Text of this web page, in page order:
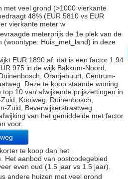
met veel grond (>1000 vierkante
48% (EUR 5810 vs EUR
vierkante meter w
meterprijs de 1e plek van de
(woontype: Huis_met_land) in deze
EUR 1890 af: dat is een factor 1.94
975 in de wijk Bakkum-Noord,
Oranjebuurt, Centrum-
Deze te koop staande woning
10 van afwijkende prijszettingen in
Kooiweg, Duinenbosch,
Zuid, Beverwijkerstraatweg.
van het gemiddelde met factor
voor.
te koop dan het
Het aanbod van postcodegebied
even oud (1.5 jaar vs 1.5 jaar).
andere huizen met veel grond